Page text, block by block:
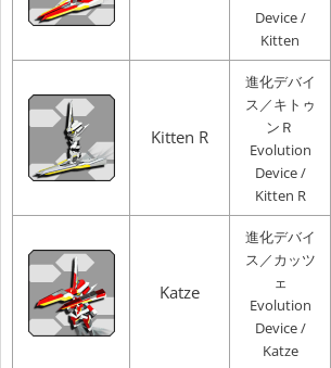
Device /
Kitten
Kitten R
進化デバイ
ス／キトゥ
ンＲ
Evolution
Device /
Kitten R
Katze
進化デバイ
ス／カッツ
ェ
Evolution
Device /
Katze